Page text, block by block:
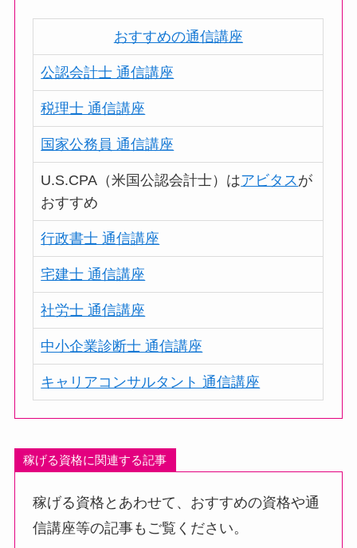
おすすめの通信講座
公認会計士 通信講座
税理士 通信講座
国家公務員 通信講座
U.S.CPA（米国公認会計士）はアビタス が
おすすめ
行政書士 通信講座
宅建士 通信講座
社労士 通信講座
中小企業診断士 通信講座
キャリアコンサルタント 通信講座
稼げる資格に関連する記事
稼げる資格とあわせて、おすすめの資格や通
信講座等の記事もご覧ください。